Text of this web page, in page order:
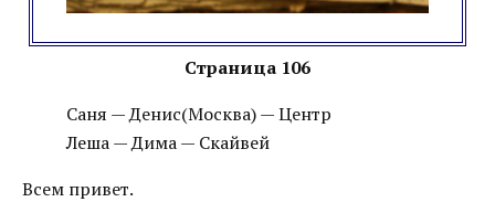
Страница 106
Саня — Денис(Москва) — Центр
Леша — Дима — Скайвей
Всем привет.